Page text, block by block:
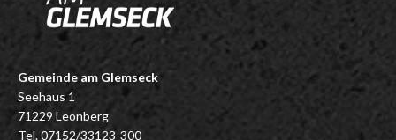
Gemeinde am Glemseck
Seehaus 1
71229 Leonberg
Tel. 07152/33123-300